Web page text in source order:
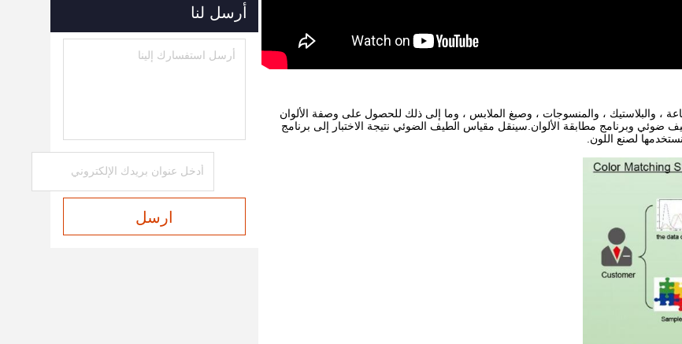
، والبلاستيك ، والمنسوجات ، وصبغ الملابس ، وما إلى ذلك للحصول على وصفة الألوان
وبرنامج مطابقة الألوان.سينقل مقياس الطيف الضوئي نتيجة الاختبار إلى برنامج
لصنع اللون.
أرسل لنا
ارسل